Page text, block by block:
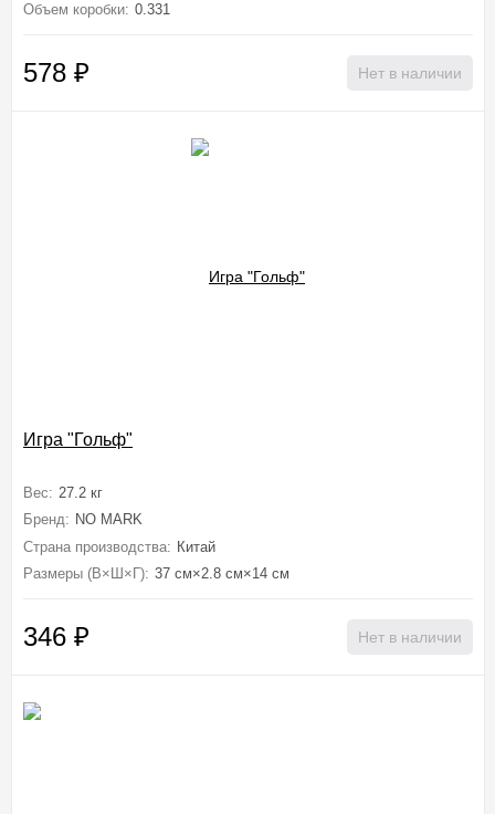
Объем коробки: 0.331
578 ₽ Нет в наличии
Игра "Гольф"
Вес: 27.2 кг
Бренд: NO MARK
Страна производства: Китай
Размеры (В×Ш×Г): 37 см×2.8 см×14 см
346 ₽ Нет в наличии